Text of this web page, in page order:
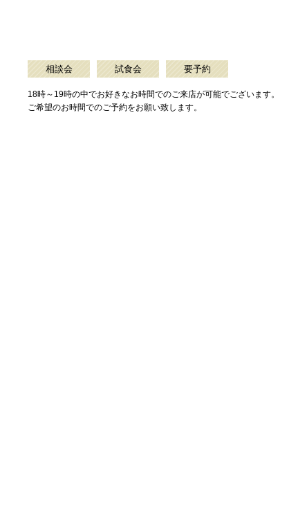
相談会 試食会 要予約
18時～19時の中でお好きなお時間でのご来店が可能でございます。
ご希望のお時間でのご予約をお願い致します。